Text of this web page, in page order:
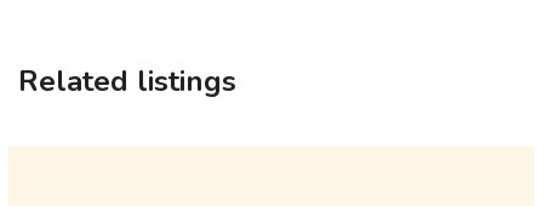
Related listings